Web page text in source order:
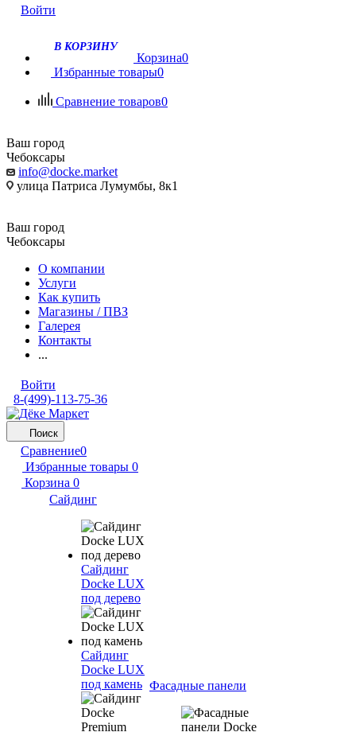
Войти
В КОРЗИНУ
Корзина0
Избранные товары0
Сравнение товаров0
Ваш город
Чебоксары
info@docke.market
улица Патриса Лумумбы, 8к1
Ваш город
Чебоксары
О компании
Услуги
Как купить
Магазины / ПВЗ
Галерея
Контакты
...
Войти
8-(499)-113-75-36
Поиск
Сравнение0
Избранные товары 0
Корзина 0
Сайдинг
Сайдинг
Docke LUX
под дерево
Сайдинг
Docke LUX
под камень Фасадные панели